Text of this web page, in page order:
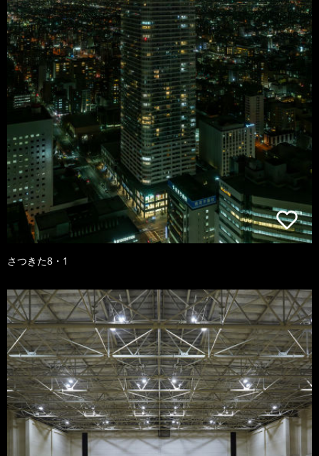
さつきた8・1